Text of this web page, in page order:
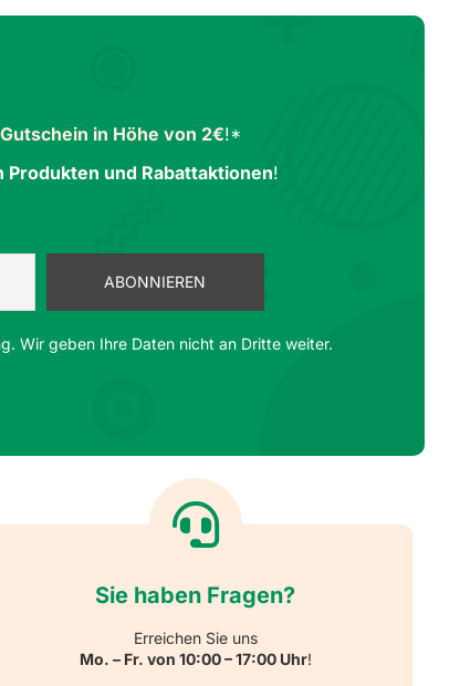
in Höhe von 2€!*
Produkten und Rabattaktionen!
Wir geben Ihre Daten nicht an Dritte weiter.
Sie haben Fragen?
Erreichen Sie uns
Mo. – Fr. von 10:00 – 17:00 Uhr!